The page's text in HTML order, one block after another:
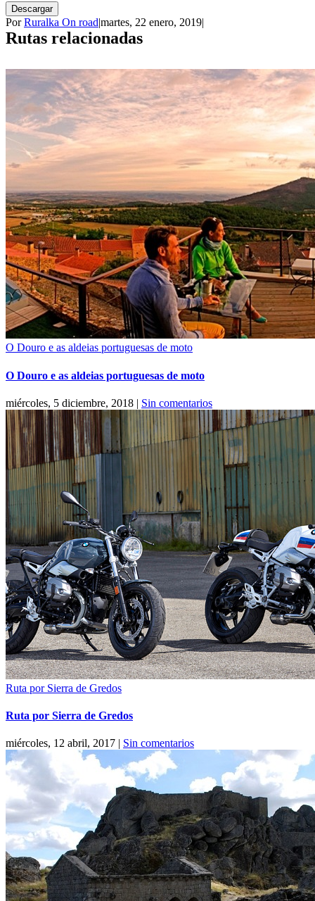
Descargar
PorRuralka On road|martes, 22 enero, 2019|
Rutas relacionadas
O Douro e as aldeias portuguesas de moto
O Douro e as aldeias portuguesas de moto
miércoles, 5 diciembre, 2018 | Sin comentarios
Ruta por Sierra de Gredos
Ruta por Sierra de Gredos
miércoles, 12 abril, 2017 Sin comentarios